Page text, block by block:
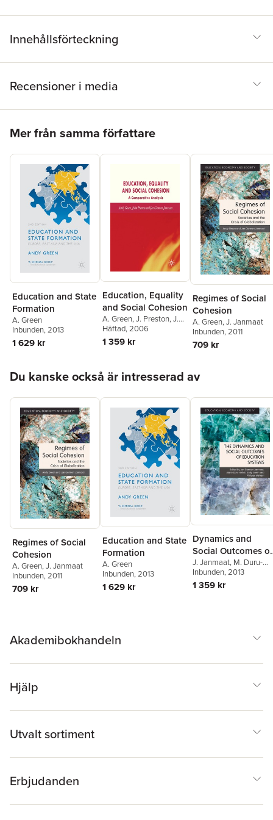
Innehållsförteckning
Recensioner i media
Mer från samma författare
Education and State
Formation
A. Green
Inbunden, 2013
1 629 kr
Education, Equality
and Social Cohesion
A. Green,J. Preston,J.
Janmaat
Häftad, 2006
1 359 kr
Regimes of Social
Cohesion
A. Green,J. Janmaat
Inbunden, 2011
709 kr
Du kanske också är intresserad av
Regimes of Social
Cohesion
A. Green, J. Janmaat
Inbunden, 2011
709 kr
Education and State
Formation
A. Green
Inbunden, 2013
1 629 kr
Dynamics and
Social Outcomes of
Education Systems
J. Janmaat, M. Duru-
Bellat,P. Méhaut
Green
Inbunden, 2013
1 359 kr
Akademibokhandeln
Hjälp
Utvalt sortiment
Erbjudanden